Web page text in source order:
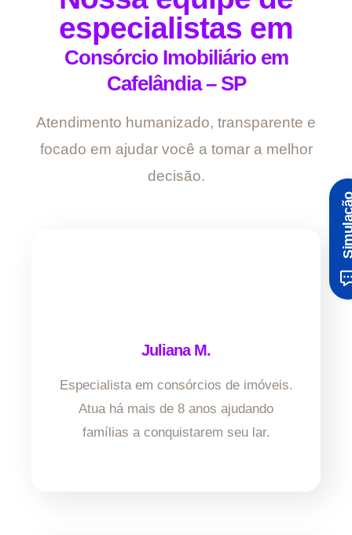
especialistas em
Consórcio Imobiliário em
Cafelândia – SP
Atendimento humanizado, transparente e
focado em ajudar você a tomar a melhor
decisão.
Juliana M.
Especialista em consórcios de imóveis.
Atua há mais de 8 anos ajudando
famílias a conquistarem seu lar.